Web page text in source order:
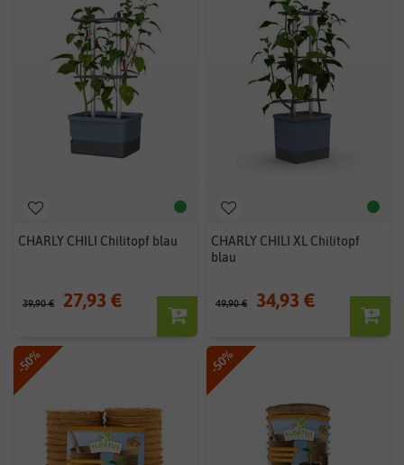
CHARLY CHILI Chilitopf blau
39,90 € 27,93 €
CHARLY CHILI XL Chilitopf
blau
49,90 € 34,93 €
-50% -50%